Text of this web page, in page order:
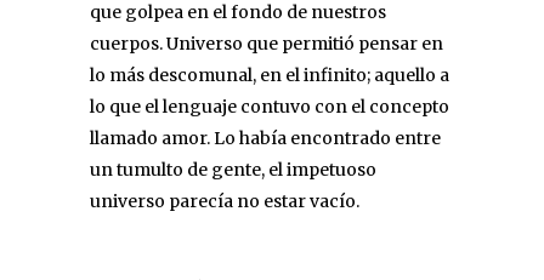
que golpea en el fondo de nuestros
cuerpos. Universo que permitió pensar en
lo más descomunal, en el infinito; aquello a
lo que el lenguaje contuvo con el concepto
llamado amor. Lo había encontrado entre
un tumulto de gente, el impetuoso
universo parecía no estar vacío.